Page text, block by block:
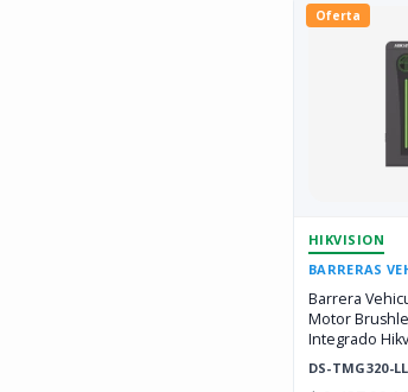
Oferta
HIKVISION
BARRERAS
DS-TMG320-
Barrera
Motor
Integrado
TMG320-LL/B